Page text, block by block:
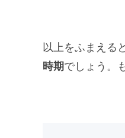
以上をふまえると
時期でしょう。